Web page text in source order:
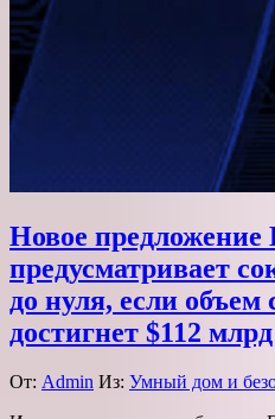
Новое предложение
предусматривает
до нуля, если объем
достигнет $112 млрд
От: Admin Из: Умный дом и